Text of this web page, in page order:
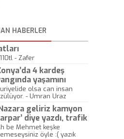
HABERLER
- Zafer
4 kardeş
yaşamını
olsa can insan
- Umran Uraz
geliriz kamyon
diye yazdı, trafik
öldü!
be Mehmet keşke
öyle :( yazık